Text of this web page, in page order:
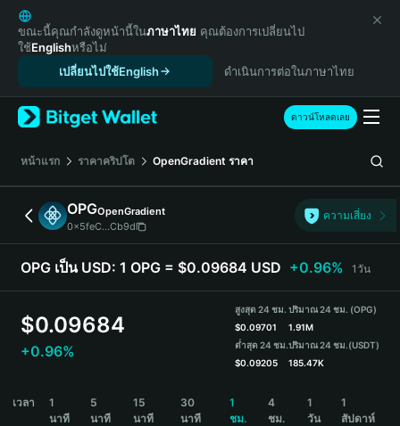
English
日本語
Tiếng Việt
Español (Latinoamérica)
Türkçe
Français
Deutsch
简体中文
繁體中文
Português (Portugal)
Bahasa Indonesia
ภาษาไทย
Español
Español (Argentina)
ขณะนี้คุณกำลังดูหน้านี้ในภาษาไทย คุณต้องการเปลี่ยนไป
ใช้Englishหรือไม่
เปลี่ยนไปใช้English
ดำเนินการต่อในภาษาไทย
ดาวน์โหลดเลย
หน้าแรก ราคาคริปโต OpenGradient ราคา
OPGOpenGradient
0x5feC...Cb9d
ความเสี่ยง
OPG เป็น USD: 1 OPG = $0.09684 USD +0.96% 1วัน
$0.09684
+0.96%
สูงสุด 24 ชม.
$0.09701
ต่ำสุด 24 ชม.
$0.09205
ปริมาณ 24 ชม. (OPG)
1.91M
ปริมาณ 24 ชม.(USDT)
185.47K
เวลา
1
นาที
5
นาที
15
นาที
30
นาที
1
ชม.
4
ชม.
1
วัน
1
สัปดาห์